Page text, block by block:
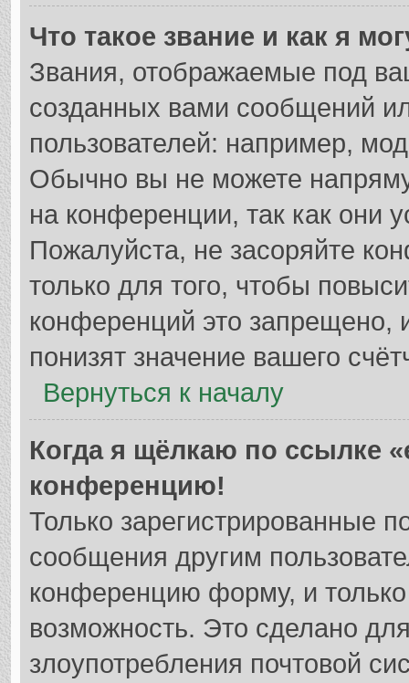
Что такое звание и как я
Звания, отображаемые под
созданных вами сообщений
пользователей: например,
Обычно вы не можете
на конференции, так как они
Пожалуйста, не засоряйте
только для того, чтобы
конференций это запрещено,
понизят значение вашего
Вернуться к началу
Когда я щёлкаю по ссылке
конференцию!
Только зарегистрированные
сообщения другим
конференцию форму, и
возможность. Это сделано
злоупотребления почтовой